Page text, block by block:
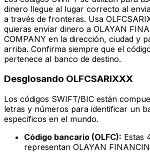
dinero llegue al lugar correcto al
a través de fronteras. Usa
quieras enviar dinero a OLAYAN
COMPANY en la dirección, ciudad y
arriba. Confirma siempre que el
pertenece al banco de destino.
Desglosando OLFCSARIXXX
Los códigos SWIFT/BIC están
letras y números para identificar un
específicos en el mundo.
Código bancario (OLFC): Estas
representan OLAYAN